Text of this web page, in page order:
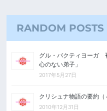
RANDOM POSTS
グル・バクティヨーガ
心のない弟子」
2017年5月27日
クリシュナ物語の要約（
2010年12月31日